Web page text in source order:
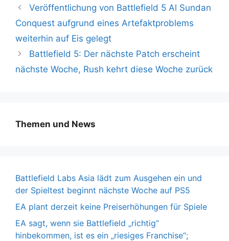
Veröffentlichung von Battlefield 5 Al Sundan
Conquest aufgrund eines Artefaktproblems
weiterhin auf Eis gelegt
Battlefield 5: Der nächste Patch erscheint
nächste Woche, Rush kehrt diese Woche zurück
Themen und News
Battlefield Labs Asia lädt zum Ausgehen ein und
der Spieltest beginnt nächste Woche auf PS5
EA plant derzeit keine Preiserhöhungen für Spiele
EA sagt, wenn sie Battlefield „richtig“
hinbekommen, ist es ein „riesiges Franchise“;